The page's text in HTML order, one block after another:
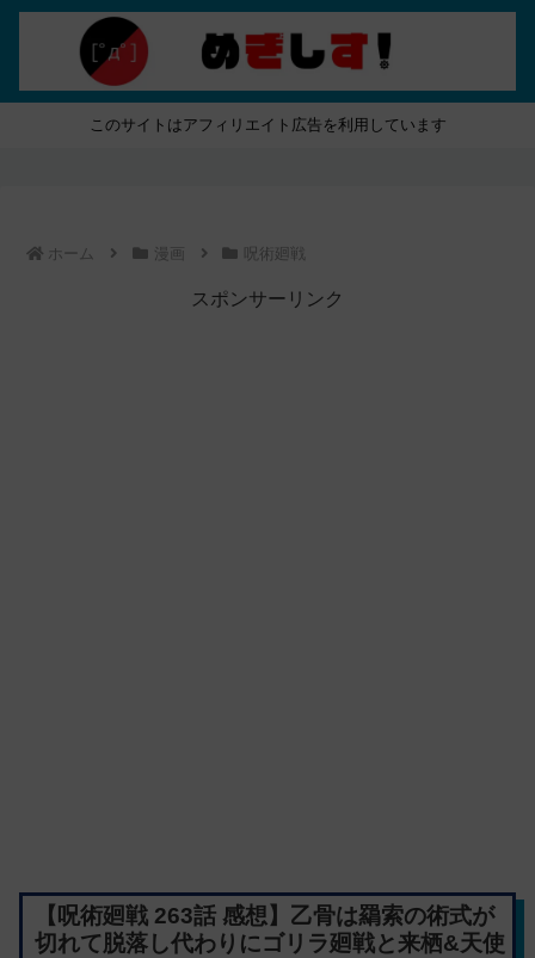
このサイトはアフィリエイト広告を利用しています
ホーム 漫画 呪術廻戦
スポンサーリンク
【呪術廻戦 263話 感想】乙骨は羂索の術式が
切れて脱落し代わりにゴリラ廻戦と来栖&天使